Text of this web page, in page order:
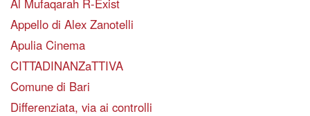
Al Mufaqarah R-Exist
Appello di Alex Zanotelli
Apulia Cinema
CITTADINANZaTTIVA
Comune di Bari
Differenziata, via ai controlli